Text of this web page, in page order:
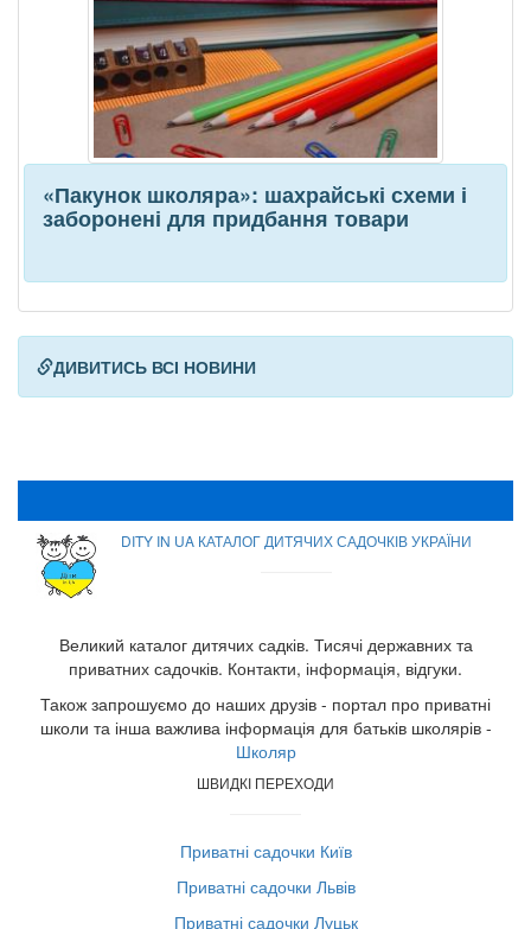
«Пакунок школяра»: шахрайські схеми і
заборонені для придбання товари
ДИВИТИСЬ ВСІ НОВИНИ
DITY IN UA КАТАЛОГ ДИТЯЧИХ САДОЧКІВ УКРАЇНИ
Великий каталог дитячих садків. Тисячі державних та
приватних садочків. Контакти, інформація, відгуки.
Також запрошуємо до наших друзів - портал про приватні
школи та інша важлива інформація для батьків школярів -
Школяр
ШВИДКІ ПЕРЕХОДИ
Приватні садочки Київ
Приватні садочки Львів
Приватні садочки Луцьк